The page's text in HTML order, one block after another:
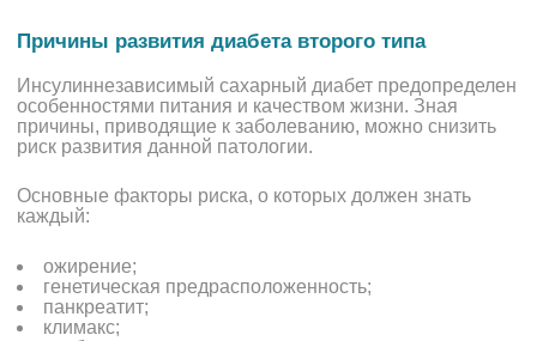
Причины развития диабета второго типа
Инсулиннезависимый сахарный диабет предопределен
особенностями питания и качеством жизни. Зная
причины, приводящие к заболеванию, можно снизить
риск развития данной патологии.
Основные факторы риска, о которых должен знать
каждый:
ожирение;
генетическая предрасположенность;
панкреатит;
климакс;